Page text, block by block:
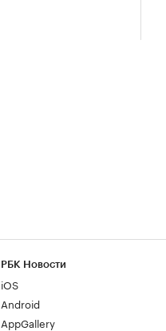
РБК Новости
iOS
Android
AppGallery